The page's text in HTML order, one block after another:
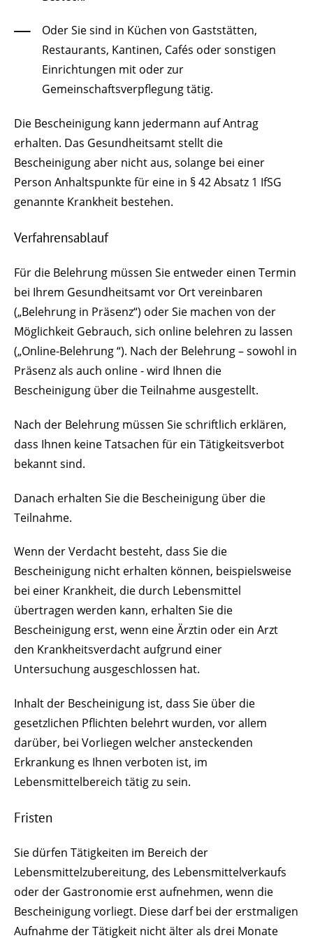
Oder Sie sind in Küchen von Gaststätten,
Restaurants, Kantinen, Cafés oder sonstigen
Einrichtungen mit oder zur
Gemeinschaftsverpflegung tätig.
Die Bescheinigung kann jedermann auf Antrag
erhalten. Das Gesundheitsamt stellt die
Bescheinigung aber nicht aus, solange bei einer
Person Anhaltspunkte für eine in § 42 Absatz 1 IfSG
genannte Krankheit bestehen.
Verfahrensablauf
Für die Belehrung müssen Sie entweder einen Termin
bei Ihrem Gesundheitsamt vor Ort vereinbaren
(„Belehrung in Präsenz“) oder Sie machen von der
Möglichkeit Gebrauch, sich online belehren zu lassen
(„Online-Belehrung “). Nach der Belehrung – sowohl in
Präsenz als auch online - wird Ihnen die
Bescheinigung über die Teilnahme ausgestellt.
Nach der Belehrung müssen Sie schriftlich erklären,
dass Ihnen keine Tatsachen für ein Tätigkeitsverbot
bekannt sind.
Danach erhalten Sie die Bescheinigung über die
Teilnahme.
Wenn der Verdacht besteht, dass Sie die
Bescheinigung nicht erhalten können, beispielsweise
bei einer Krankheit, die durch Lebensmittel
übertragen werden kann, erhalten Sie die
Bescheinigung erst, wenn eine Ärztin oder ein Arzt
den Krankheitsverdacht aufgrund einer
Untersuchung ausgeschlossen hat.
Inhalt der Bescheinigung ist, dass Sie über die
gesetzlichen Pflichten belehrt wurden, vor allem
darüber, bei Vorliegen welcher ansteckenden
Erkrankung es Ihnen verboten ist, im
Lebensmittelbereich tätig zu sein.
Fristen
Sie dürfen Tätigkeiten im Bereich der
Lebensmittelzubereitung, des Lebensmittelverkaufs
oder der Gastronomie erst aufnehmen, wenn die
Bescheinigung vorliegt. Diese darf bei der erstmaligen
Aufnahme der Tätigkeit nicht älter als drei Monate